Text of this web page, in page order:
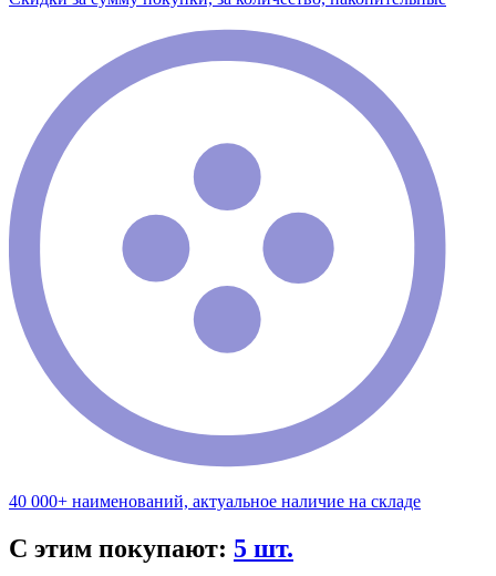
40 000+ наименований, актуальное наличие на складе
С этим покупают: 5 шт.